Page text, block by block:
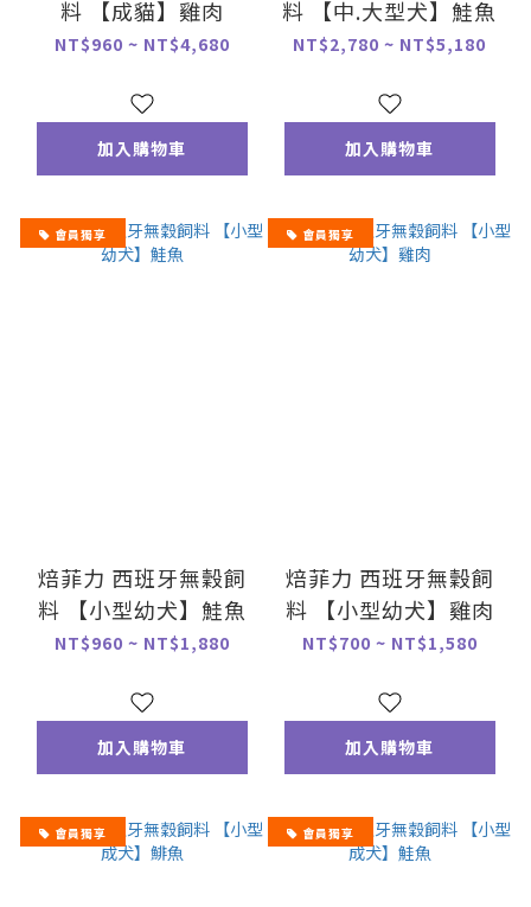
料 【成貓】雞肉
NT$960 ~ NT$4,680
加入購物車
料 【中.大型犬】鮭魚
NT$2,780 ~ NT$5,180
加入購物車
會員獨享
焙菲力 西班牙無穀飼
料 【小型幼犬】鮭魚
NT$960 ~ NT$1,880
加入購物車
會員獨享
焙菲力 西班牙無穀飼
料 【小型幼犬】雞肉
NT$700 ~ NT$1,580
加入購物車
會員獨享 會員獨享